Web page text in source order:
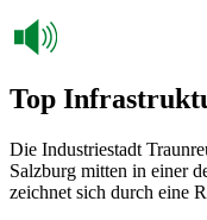
Top
Die Industriestadt
Salzburg mitten in einer
zeichnet sich durch eine